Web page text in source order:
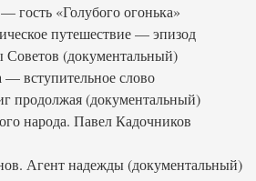
«Голубого огонька»
путешествие — эпизод
(документальный)
вступительное слово
продолжая (документальный)
народа. Павел Кадочников
Агент надежды (документальный)